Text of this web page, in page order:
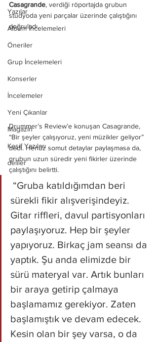
Yazılar
Albüm İncelemeleri
Öneriler
Grup İncelemeleri
Konserler
İncelemeler
Yeni Çıkanlar
Magazin
Keşif Yazıları
deliler
Casagrande, verdiği röportajda grubun
stüdyoda yeni parçalar üzerinde çalıştığını
doğruladı.
Drummer’s Review’e konuşan Casagrande,
“Bir şeyler çalışıyoruz, yeni müzikler geliyor”
dedi. Henüz somut detaylar paylaşmasa da,
grubun uzun süredir yeni fikirler üzerinde
çalıştığını belirtti.
sürekli fikir alışverişindeyiz.
Gitar riffleri, davul partisyonları
paylaşıyoruz. Hep bir şeyler
yapıyoruz. Birkaç jam seansı da
yaptık. Şu anda elimizde bir
sürü materyal var. Artık bunları
bir araya getirip çalmaya
başlamamız gerekiyor. Zaten
başlamıştık ve devam edecek.
Kesin olan bir şey varsa, o da